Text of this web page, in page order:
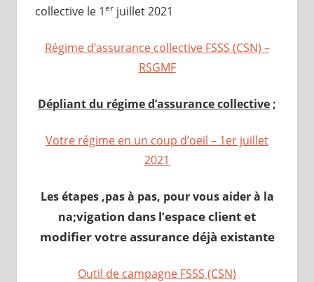
collective le 1erjuillet 2021
Régime d’assurance collective FSSS (CSN) –
RSGMF
Dépliant du régime d’assurance collective ;
Votre régime en un coup d’oeil – 1er juillet
2021
Les étapes ,pas à pas, pour vous aider à la
na;vigation dans l’espace client et
modifier votre assurance déjà existante
Outil de campagne FSSS (CSN)